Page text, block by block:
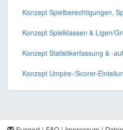
Konzept Spielberechtigungen,
Konzept Spielklassen & Ligen/
Konzept Statistikerfassung & -
Konzept Umpire-/Scorer-